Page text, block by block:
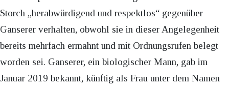
Storch „herabwürdigend und respektlos“ gegenüber
Ganserer verhalten, obwohl sie in dieser Angelegenheit
bereits mehrfach ermahnt und mit Ordnungsrufen belegt
worden sei. Ganserer, ein biologischer Mann, gab im
Januar 2019 bekannt, künftig als Frau unter dem Namen